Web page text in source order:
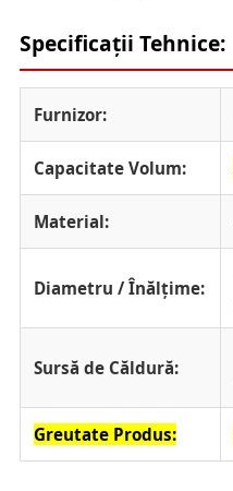
Specificații Tehnice:
Furnizor:
Capacitate Volum:
Material:
Diametru / Înălțime:
Sursă de Căldură:
Greutate Produs: